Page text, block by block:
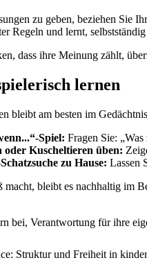
zu geben, beziehen Sie
Regeln und lernt,
dass ihre Meinung zählt,
lernen
bleibt am besten im
Spiel: Fragen Sie:
oder Kuscheltieren üben:
zu Hause: Lassen
macht, bleibt es nachhaltig im
bei, Verantwortung für ihre
Struktur und Freiheit in